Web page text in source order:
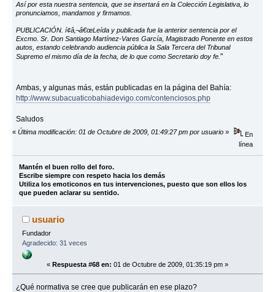
Así por esta nuestra sentencia, que se insertará en la Colección Legislativa, lo
pronunciamos, mandamos y firmamos.
PUBLICACIÓN. í¢â‚¬â€œLeída y publicada fue la anterior sentencia por el
Excmo. Sr. Don Santiago Martínez-Vares García, Magistrado Ponente en estos
autos, estando celebrando audiencia pública la Sala Tercera del Tribunal
Supremo el mismo día de la fecha, de lo que como Secretario doy fe."
Ambas, y algunas más, están publicadas en la página del Bahía:
http://www.subacuaticobahiadevigo.com/contenciosos.php
Saludos
« Última modificación: 01 de Octubre de 2009, 01:49:27 pm por usuario »
En
línea
Mantén el buen rollo del foro.
Escribe siempre con respeto hacia los demás
Utiliza los emoticonos en tus intervenciones, puesto que son ellos los
que pueden aclarar su sentido.
usuario
Fundador
Agradecido: 31 veces
« Respuesta #68 en: 01 de Octubre de 2009, 01:35:19 pm »
¿Qué normativa se cree que publicarán en ese plazo?